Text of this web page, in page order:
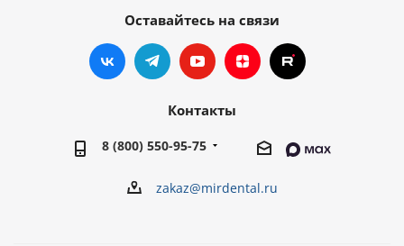
Оставайтесь на связи
Контакты
8 (800) 550-95-75
zakaz@mirdental.ru